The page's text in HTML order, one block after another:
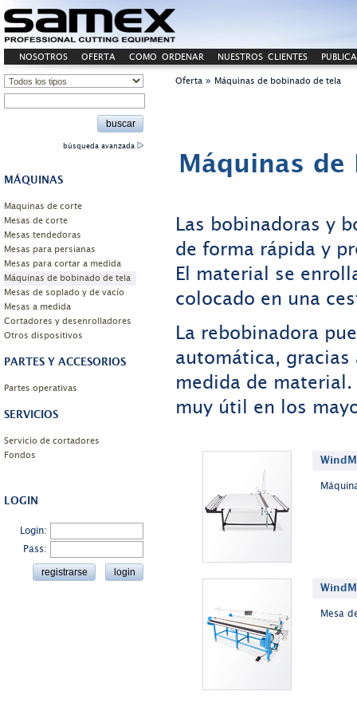
NOSOTROS OFERTA COMO ORDENAR NUESTROS CLIENTES
CONTACTO
búsqueda avanzada
MÁQUINAS
Maquinas de corte
Mesas de corte
Mesas tendedoras
Mesas para persianas
Mesas para cortar a medida
Máquinas de bobinado de tela
Mesas de soplado y de vacío
Mesas a medida
Cortadores y desenrolladores
Otros dispositivos
PARTES Y ACCESORIOS
Partes operativas
SERVICIOS
Servicio de cortadores
Fondos
LOGIN
Login:
Pass:
Oferta » Máquinas de bobinado de tela
Máquinas
Las bobinadoras y
de forma rápida y
El material se
colocado en una
La rebobinadora
automática,
medida de
muy útil en los
Mesa